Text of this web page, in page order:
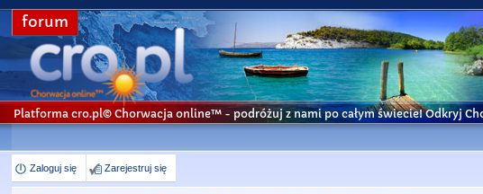
forum
Platforma cro.pl© Chorwacja online™ - podróżuj z nami po całym świecie! Odkryj
Zaloguj się Zarejestruj się